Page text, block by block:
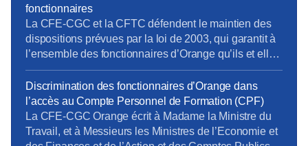
statuts de fonction (IV.3 et au-delà). La CFE-CGC
Orange et la CFTC continuent de se […]
fonctionnaires
La CFE-CGC et la CFTC défendent le maintien des
dispositions prévues par la loi de 2003, qui garantit à
l’ensemble des fonctionnaires d’Orange qu’ils et elles
garderont leur statut jusqu’à la fin de leur activité.
Discrimination des fonctionnaires d’Orange dans
l’accès au Compte Personnel de Formation (CPF)
La CFE-CGC Orange écrit à Madame la Ministre du
Travail, et à Messieurs les Ministres de l’Economie et